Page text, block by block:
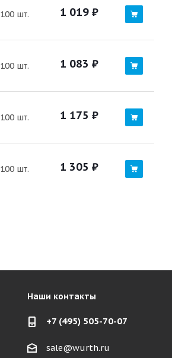
100 шт. 1 019 ₽
100 шт. 1 083 ₽
100 шт. 1 175 ₽
100 шт. 1 305 ₽
Наши контакты
+7 (495) 505-70-07
sale@wurth.ru